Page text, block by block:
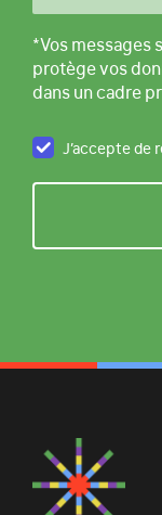
*Vos messages
protège vos
dans un cadre
J’accepte de